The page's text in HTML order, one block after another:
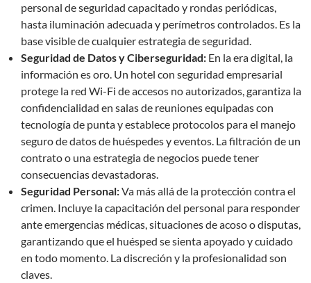
personal de seguridad capacitado y rondas periódicas,
hasta iluminación adecuada y perímetros controlados. Es la
base visible de cualquier estrategia de seguridad.
Seguridad de Datos y Ciberseguridad: En la era digital, la
información es oro. Un hotel con seguridad empresarial
protege la red Wi-Fi de accesos no autorizados, garantiza la
confidencialidad en salas de reuniones equipadas con
tecnología de punta y establece protocolos para el manejo
seguro de datos de huéspedes y eventos. La filtración de un
contrato o una estrategia de negocios puede tener
consecuencias devastadoras.
Seguridad Personal:Va más allá de la protección contra el
crimen. Incluye la capacitación del personal para responder
ante emergencias médicas, situaciones de acoso o disputas,
garantizando que el huésped se sienta apoyado y cuidado
en todo momento. La discreción y la profesionalidad son
claves.